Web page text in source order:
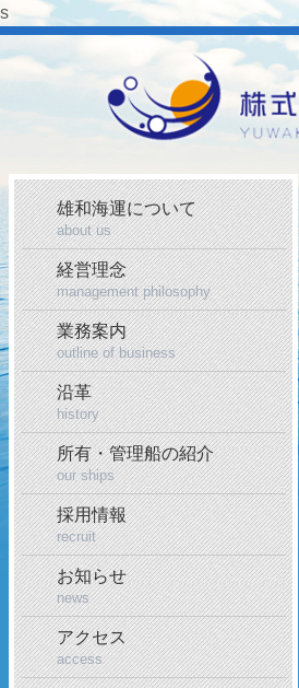
s
雄和海運について
about us
経営理念
management philosophy
業務案内
outline of business
沿革
history
所有・管理船の紹介
our ships
採用情報
recruit
お知らせ
news
アクセス
access